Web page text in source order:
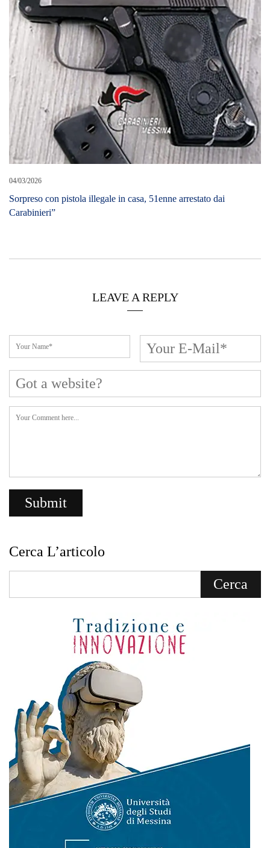
04/03/2026
Sorpreso con pistola illegale in casa, 51enne arrestato dai
Carabinieri”
LEAVE A REPLY
Cerca L’articolo